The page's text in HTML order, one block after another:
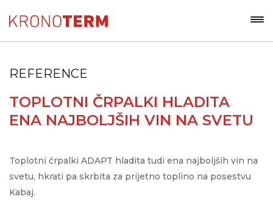
REFERENCE
TOPLOTNI ČRPALKI HLADITA
ENA NAJBOLJŠIH VIN NA SVETU
Toplotni črpalki ADAPT hladita tudi ena najboljših vin na
svetu, hkrati pa skrbita za prijetno toplino na posestvu
Kabaj.